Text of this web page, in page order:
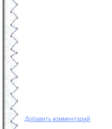
Добавить комментарий